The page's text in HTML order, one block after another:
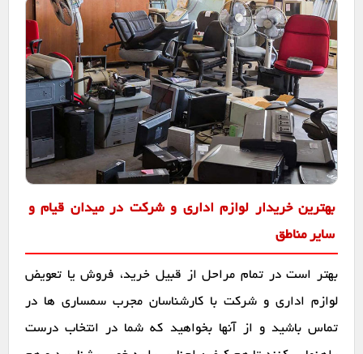
بهترین خریدار لوازم اداری و شرکت در میدان قیام و
سایر مناطق
بهتر است در تمام مراحل از قبیل خرید، فروش یا تعویض
لوازم اداری و شرکت با کارشناسان مجرب سمساری ها در
تماس باشید و از آنها بخواهید که شما در انتخاب درست